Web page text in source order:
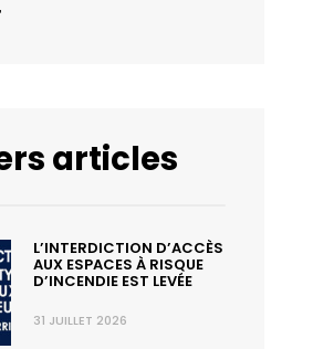
articles
L’INTERDICTION D’ACCÈS
AUX ESPACES À RISQUE
D’INCENDIE EST LEVÉE
31 JUILLET 2026